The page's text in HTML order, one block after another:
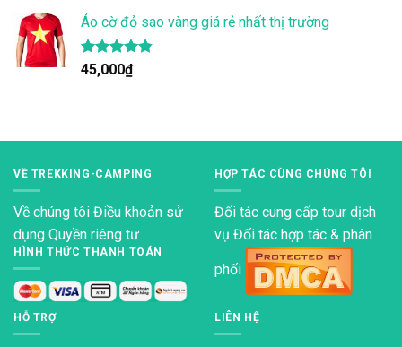
5 sao
Áo cờ đỏ sao vàng giá rẻ nhất thị trường
Được xếp
hạng
4.80
45,000₫
VỀ TREKKING-CAMPING
Về chúng tôi Điều khoản sử
dụng Quyền riêng tư
HÌNH THỨC THANH TOÁN
HỢP TÁC CÙNG CHÚNG TÔI
Đối tác cung cấp tour dịch
vụ Đối tác hợp tác & phân
phối
HỖ TRỢ LIÊN HỆ